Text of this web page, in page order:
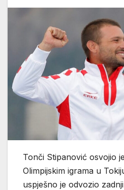
Tonči Stipanović osvojio
Olimpijskim igrama u
uspješno je odvozio